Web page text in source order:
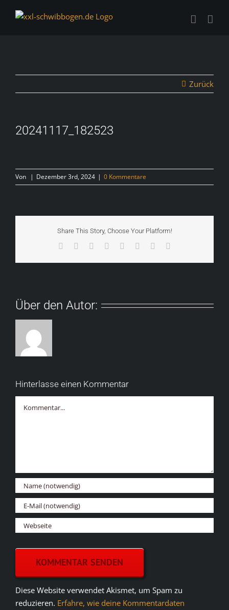
Inhalt
Zurück
20241117_182523
Von | Dezember 3rd, 2024 | 0 Kommentare
Share This Story, Choose Your Platform!
Facebook Reddit LinkedIn
TumblrPinterest
Über den Autor:
Hinterlasse einen Kommentar
Diese Website verwendet Akismet, um Spam zu
reduzieren. Erfahre, wie deine Kommentardaten